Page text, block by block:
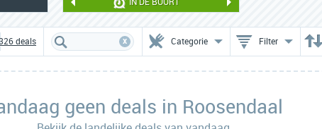
IN DE BUURT
deals x Categorie Filter
geen deals in Roosendaal